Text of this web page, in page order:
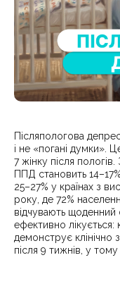
Післяпологова
і не «погані думки».
7 жінку після
ППД становить
25–27% у країнах з
року, де 72%
відчувають
ефективно лікується:
демонструє
після 9 тижнів, у